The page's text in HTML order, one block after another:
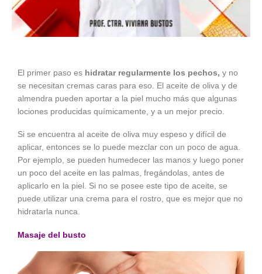
El primer paso es hidratar regularmente los pechos, y no
se necesitan cremas caras para eso. El aceite de oliva y de
almendra pueden aportar a la piel mucho más que algunas
lociones producidas químicamente, y a un mejor precio.
Si se encuentra al aceite de oliva muy espeso y difícil de
aplicar, entonces se lo puede mezclar con un poco de agua.
Por ejemplo, se pueden humedecer las manos y luego poner
un poco del aceite en las palmas, fregándolas, antes de
aplicarlo en la piel. Si no se posee este tipo de aceite, se
puede utilizar una crema para el rostro, que es mejor que no
hidratarla nunca.
Masaje del busto